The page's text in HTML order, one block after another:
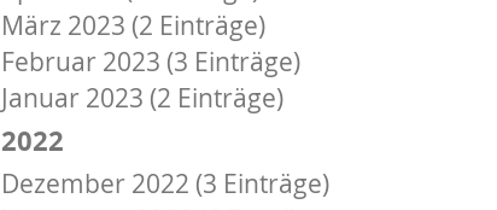
März 2023 (2 Einträge)
Februar 2023 (3 Einträge)
Januar 2023 (2 Einträge)
2022
Dezember 2022 (3 Einträge)